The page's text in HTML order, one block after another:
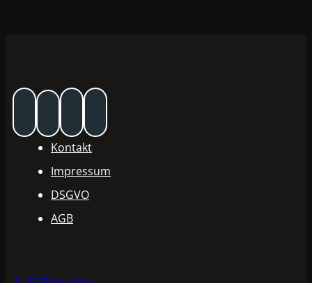
Kontakt
Impressum
DSGVO
AGB